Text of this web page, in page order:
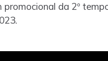
promocional da 2º